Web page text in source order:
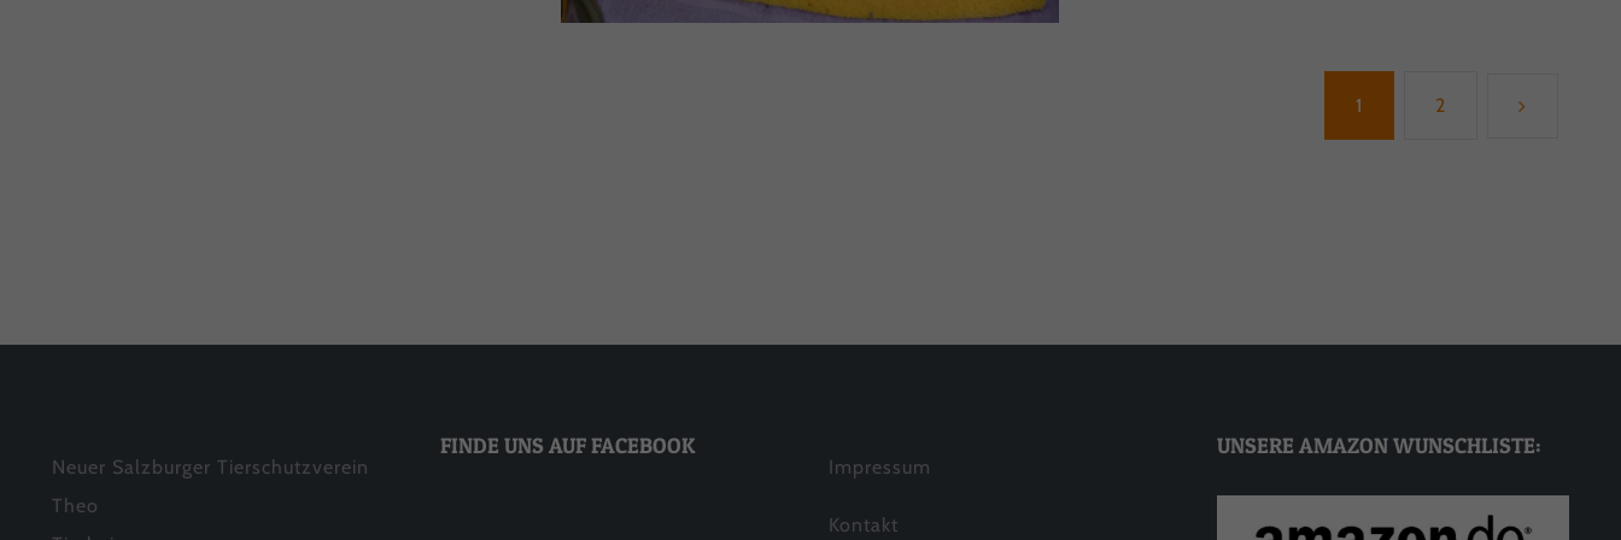
1 2
Neuer Salzburger Tierschutzverein
Theo
FINDE UNS AUF FACEBOOK
Impressum
Kontakt
UNSERE AMAZON WUNSCHLISTE:
Datenschutzeinstellungen
Essenziell (1)